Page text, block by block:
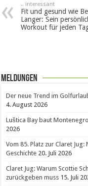
.. interessant
Fit und gesund wie
Langer: Sein
Workout für jeden
Meldungen
Der neue Trend im
4. August 2026
Luštica Bay baut
2026
Vom 85. Platz zur Claret
Geschichte 20. Juli 2026
Claret Jug: Warum Scottie
zurückgeben muss 15. Juli